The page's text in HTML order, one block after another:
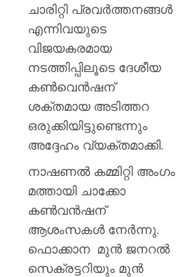
ചാരിറ്റി പ്രവർത്തനങ്ങൾ
എന്നിവയുടെ
വിജയകരമായ
നടത്തിപ്പിലൂടെ ദേശീയ
കൺവെൻഷന്
ശക്തമായ അടിത്തറ
ഒരുക്കിയിട്ടുണ്ടെന്നും
അദ്ദേഹം വ്യക്തമാക്കി.
നാഷണൽ കമ്മിറ്റി അംഗം
മത്തായി ചാക്കോ
കൺവൻഷന്
ആശംസകൾ നേർന്നു.
ഫൊക്കാന മുൻ ജനറൽ
സെക്രട്ടറിയും മുൻ